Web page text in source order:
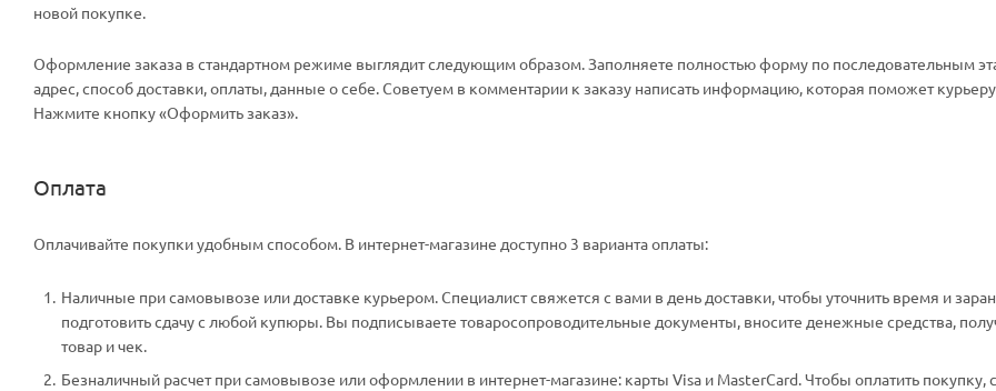
новой покупке.
Оформление заказа в стандартном режиме выглядит следующим образом. Заполняете полностью форму по последовательным
адрес, способ доставки, оплаты, данные о себе. Советуем в комментарии к заказу написать информацию, которая поможет курьеру
Нажмите кнопку «Оформить заказ».
Оплата
Оплачивайте покупки удобным способом. В интернет-магазине доступно 3 варианта оплаты:
Наличные при самовывозе или доставке курьером. Специалист свяжется с вами в день доставки, чтобы уточнить время и
подготовить сдачу с любой купюры. Вы подписываете товаросопроводительные документы, вносите денежные средства,
товар и чек.
Безналичный расчет при самовывозе или оформлении в интернет-магазине: карты Visa и MasterCard. Чтобы оплатить покупку,